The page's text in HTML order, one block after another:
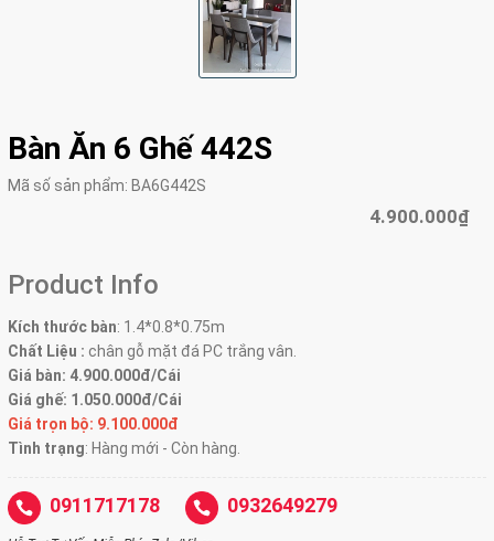
Bàn Ăn 6 Ghế 442S
Mã số sản phẩm: BA6G442S
4.900.000₫
Product Info
Kích thước bàn: 1.4*0.8*0.75m
Chất Liệu : chân gỗ mặt đá PC trắng vân.
Giá bàn: 4.900.000đ/Cái
Giá ghế: 1.050.000đ/Cái
Giá trọn bộ: 9.100.000đ
Tình trạng: Hàng mới - Còn hàng.
0911717178 0932649279